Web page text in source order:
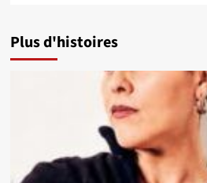
Plus d'histoires